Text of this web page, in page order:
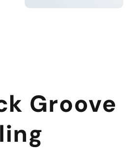
AT VIDE
Groove